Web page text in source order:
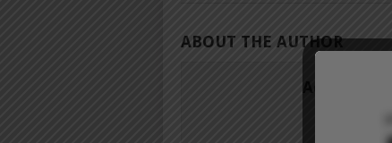
ABOUT THE AUTHOR